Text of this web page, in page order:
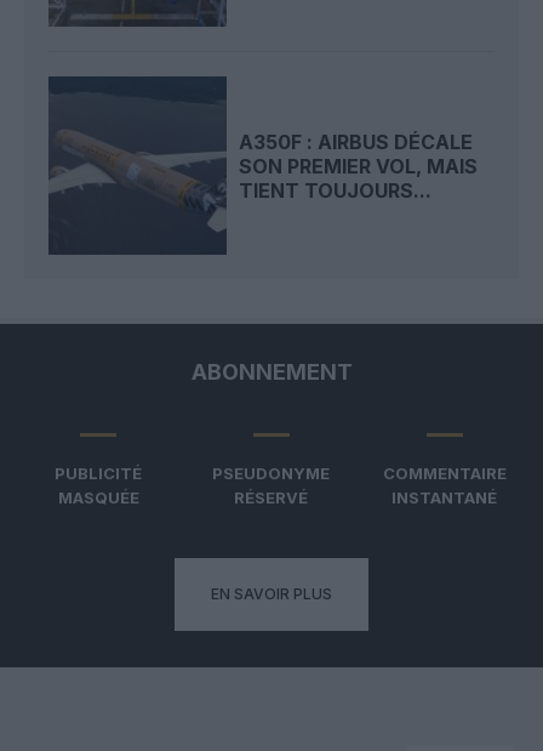
A350F : AIRBUS DÉCALE
SON PREMIER VOL, MAIS
TIENT TOUJOURS...
ABONNEMENT
PUBLICITÉ
MASQUÉE
PSEUDONYME
RÉSERVÉ
COMMENTAIRE
INSTANTANÉ
EN SAVOIR PLUS